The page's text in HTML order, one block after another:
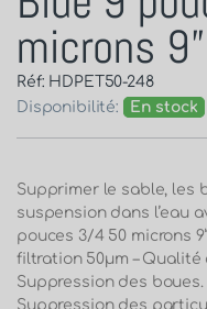
microns
Réf: HDPET50-248
Disponibilité:
En stock
Supprimer le sable, les
suspension dans l’eau
pouces 3/4 50 microns
filtration 50µm – Qualité
Suppression des
Suppression des